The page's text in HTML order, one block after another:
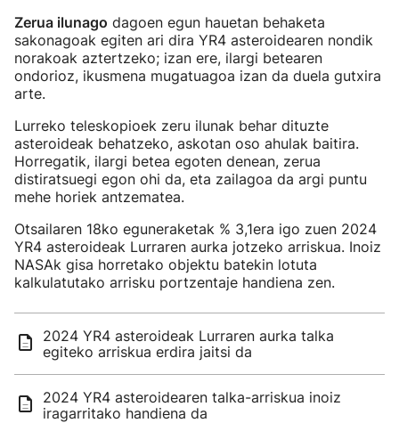
Zerua ilunago dagoen egun hauetan behaketa
sakonagoak egiten ari dira YR4 asteroidearen nondik
norakoak aztertzeko; izan ere, ilargi betearen
ondorioz, ikusmena mugatuagoa izan da duela gutxira
arte.
Lurreko teleskopioek zeru ilunak behar dituzte
asteroideak behatzeko, askotan oso ahulak baitira.
Horregatik, ilargi betea egoten denean, zerua
distiratsuegi egon ohi da, eta zailagoa da argi puntu
mehe horiek antzematea.
Otsailaren 18ko eguneraketak % 3,1era igo zuen 2024
YR4 asteroideak Lurraren aurka jotzeko arriskua. Inoiz
NASAk gisa horretako objektu batekin lotuta
kalkulatutako arrisku portzentaje handiena zen.
2024 YR4 asteroideak Lurraren aurka talka
egiteko arriskua erdira jaitsi da
2024 YR4 asteroidearen talka-arriskua inoiz
iragarritako handiena da